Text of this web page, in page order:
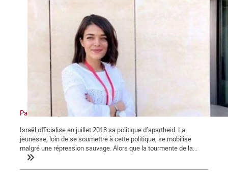
Palestine : l’apartheid sioniste en action
Israël officialise en juillet 2018 sa politique d’apartheid. La
jeunesse, loin de se soumettre à cette politique, se mobilise
malgré une répression sauvage. Alors que la tourmente de la...